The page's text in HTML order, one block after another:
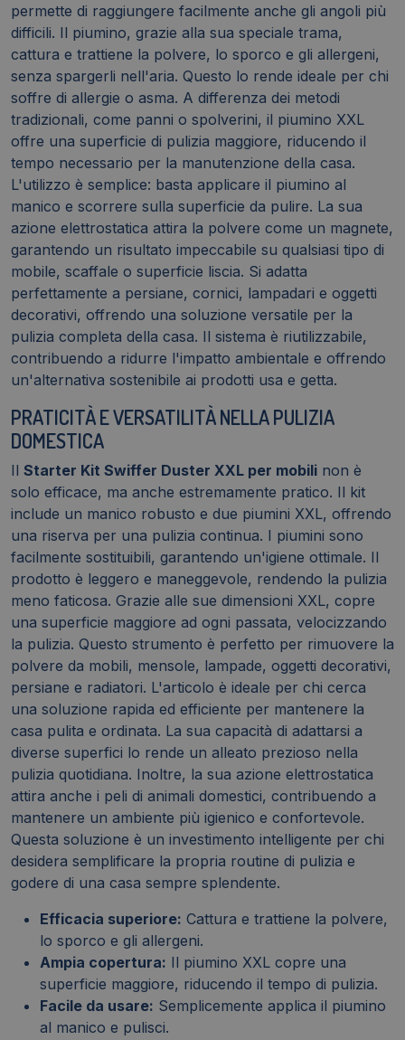
permette di raggiungere facilmente anche gli angoli più
difficili. Il piumino, grazie alla sua speciale trama,
cattura e trattiene la polvere, lo sporco e gli allergeni,
senza spargerli nell'aria. Questo lo rende ideale per chi
soffre di allergie o asma. A differenza dei metodi
tradizionali, come panni o spolverini, il piumino XXL
offre una superficie di pulizia maggiore, riducendo il
tempo necessario per la manutenzione della casa.
L'utilizzo è semplice: basta applicare il piumino al
manico e scorrere sulla superficie da pulire. La sua
azione elettrostatica attira la polvere come un magnete,
garantendo un risultato impeccabile su qualsiasi tipo di
mobile, scaffale o superficie liscia. Si adatta
perfettamente a persiane, cornici, lampadari e oggetti
decorativi, offrendo una soluzione versatile per la
pulizia completa della casa. Il sistema è riutilizzabile,
contribuendo a ridurre l'impatto ambientale e offrendo
un'alternativa sostenibile ai prodotti usa e getta.
PRATICITÀ E VERSATILITÀ NELLA PULIZIA
DOMESTICA
Il Starter Kit Swiffer Duster XXL per mobili non è
solo efficace, ma anche estremamente pratico. Il kit
include un manico robusto e due piumini XXL, offrendo
una riserva per una pulizia continua. I piumini sono
facilmente sostituibili, garantendo un'igiene ottimale. Il
prodotto è leggero e maneggevole, rendendo la pulizia
meno faticosa. Grazie alle sue dimensioni XXL, copre
una superficie maggiore ad ogni passata, velocizzando
la pulizia. Questo strumento è perfetto per rimuovere la
polvere da mobili, mensole, lampade, oggetti decorativi,
persiane e radiatori. L'articolo è ideale per chi cerca
una soluzione rapida ed efficiente per mantenere la
casa pulita e ordinata. La sua capacità di adattarsi a
diverse superfici lo rende un alleato prezioso nella
pulizia quotidiana. Inoltre, la sua azione elettrostatica
attira anche i peli di animali domestici, contribuendo a
mantenere un ambiente più igienico e confortevole.
Questa soluzione è un investimento intelligente per chi
desidera semplificare la propria routine di pulizia e
godere di una casa sempre splendente.
Efficacia superiore: Cattura e trattiene la polvere,
lo sporco e gli allergeni.
Ampia copertura: Il piumino XXL copre una
superficie maggiore, riducendo il tempo di pulizia.
Facile da usare: Semplicemente applica il piumino
al manico e pulisci.